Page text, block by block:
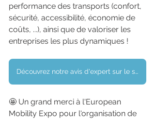
performance des transports (confort,
sécurité, accessibilité, économie de
coûts, ...), ainsi que de valoriser les
entreprises les plus dynamiques !
Découvrez notre avis d'expert sur le secteur des transports
🤩 Un grand merci à l'European
Mobility Expo pour l'organisation de